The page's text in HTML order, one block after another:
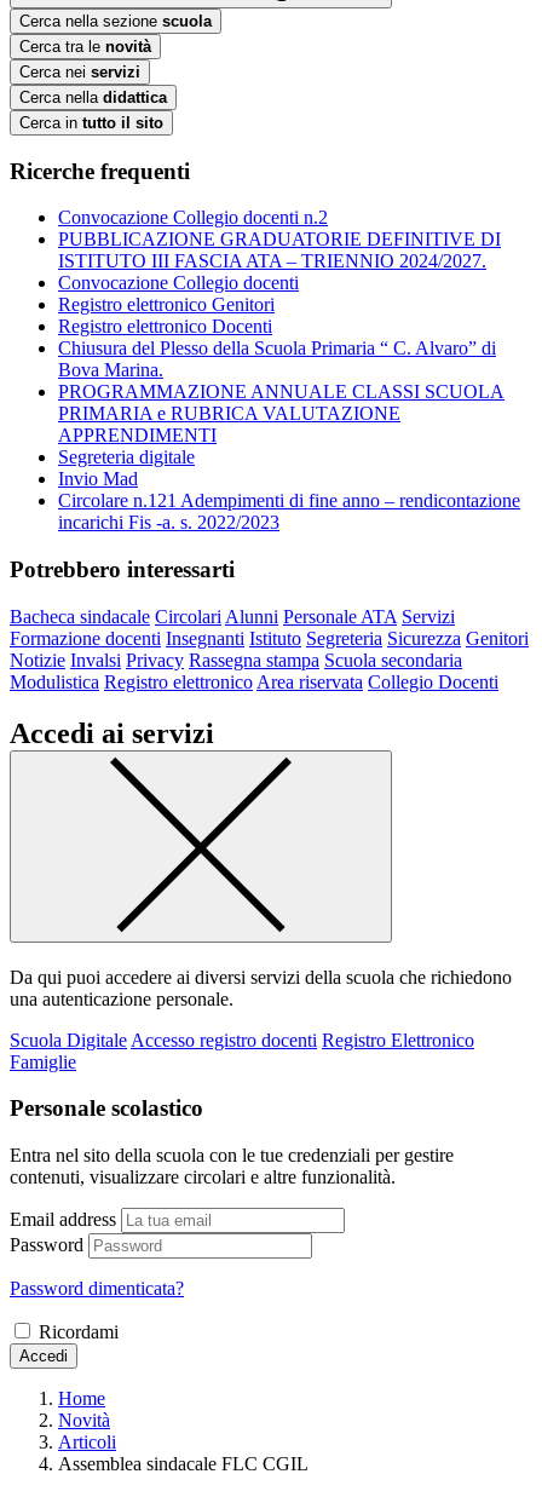
Cerca nella sezione scuola
Cerca tra le novità
Cerca nei servizi
Cerca nella didattica
Cerca in tutto il sito
Ricerche frequenti
Convocazione Collegio docenti n.2
PUBBLICAZIONE GRADUATORIE DEFINITIVE DI
ISTITUTO III FASCIA ATA – TRIENNIO 2024/2027.
Convocazione Collegio docenti
Registro elettronico Genitori
Registro elettronico Docenti
Chiusura del Plesso della Scuola Primaria “ C. Alvaro” di
Bova Marina.
PROGRAMMAZIONE ANNUALE CLASSI SCUOLA
PRIMARIA e RUBRICA VALUTAZIONE
APPRENDIMENTI
Segreteria digitale
Invio Mad
Circolare n.121 Adempimenti di fine anno – rendicontazione
incarichi Fis -a. s. 2022/2023
Potrebbero interessarti
Bacheca sindacale Circolari Alunni Personale ATA Servizi
Formazione docenti Insegnanti Istituto Segreteria Sicurezza Genitori
Notizie Invalsi Privacy Rassegna stampa Scuola secondaria
Modulistica Registro elettronico Area riservata Collegio Docenti
Accedi ai servizi
Da qui puoi accedere ai diversi servizi della scuola che richiedono
una autenticazione personale.
Scuola Digitale Accesso registro docenti Registro Elettronico
Famiglie
Personale scolastico
Entra nel sito della scuola con le tue credenziali per gestire
contenuti, visualizzare circolari e altre funzionalità.
Email address
Password
Password dimenticata?
Ricordami
Accedi
Home
Novità
Articoli
Assemblea sindacale FLC CGIL